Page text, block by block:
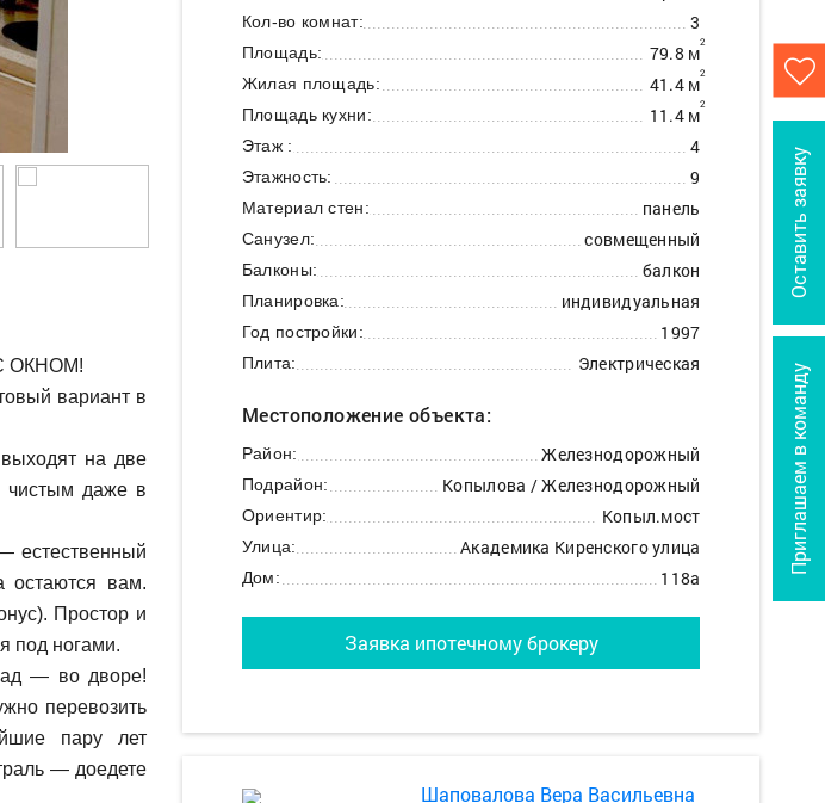
Приглашаем в команду
Оставить заявку
ОКНОМ!
вариант в
на две
чистым даже в
естественный
остаются вам.
Простор и
под ногами.
— во дворе!
перевозить
пару лет
— доедете
Кол-во комнат: 3
Площадь: 79.8 м2
Жилая площадь: 41.4 м2
Площадь кухни: 11.4 м2
Этаж : 4
Этажность: 9
Материал стен: панель
Санузел: совмещенный
Балконы: балкон
Планировка: индивидуальная
Год постройки: 1997
Плита: Электрическая
Местоположение объекта:
Район: Железнодорожный
Подрайон: Копылова / Железнодорожный
Ориентир: Копыл.мост
Улица: Академика Киренского улица
Дом: 118а
Заявка ипотечному брокеру
Шаповалова Вера Васильевна